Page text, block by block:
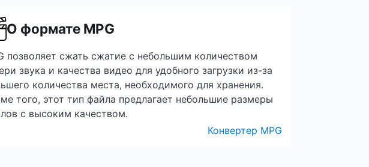
О формате MPG
позволяет сжать сжатие с небольшим количеством
звука и качества видео для удобного загрузки из-за
количества места, необходимого для хранения.
того, этот тип файла предлагает небольшие размеры
с высоким качеством.
Конвертер MPG